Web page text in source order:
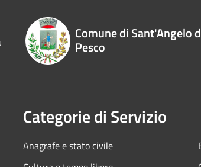
Comune di Sant'Angelo
Pesco
Categorie di Servizio
Anagrafe e stato civile